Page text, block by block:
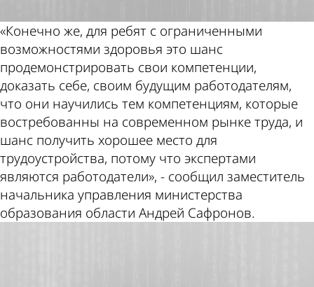
«Конечно же, для ребят с ограниченными
возможностями здоровья это шанс
продемонстрировать свои компетенции,
доказать себе, своим будущим работодателям,
что они научились тем компетенциям, которые
востребованны на современном рынке труда, и
шанс получить хорошее место для
трудоустройства, потому что экспертами
являются работодатели», - сообщил заместитель
начальника управления министерства
образования области Андрей Сафронов.